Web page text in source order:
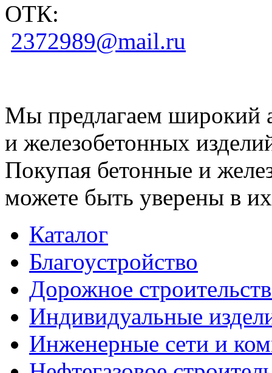
ОТК:
2372989@mail.ru
Мы предлагаем широкий
и железобетонных
Покупая бетонные и
можете быть уверены в их
Каталог
Благоустройство
Дорожное
Индивидуальные
Инженерные сети и